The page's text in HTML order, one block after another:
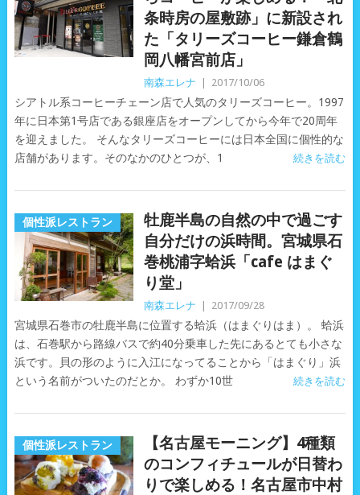
条時房の屋敷跡」に新設され
た「タリーズコーヒー鎌倉鶴
岡八幡宮前店」
南森エレナ 2017/10/06
シアトル系コーヒーチェーン店で人気のタリーズコーヒー。1997
年に日本第1号店である銀座店をオープンしてから今年で20周年
を迎えました。 そんなタリーズコーヒーには日本全国に個性的な
店舗があります。そのなかのひとつが、1
続きを読む
個性派レストラン
牡鹿半島の自然の中で過ごす
自分だけの浜時間。宮城県石
巻桃浦字蛤浜「cafe はまぐ
り堂」
南森エレナ 2017/09/28
宮城県石巻市の牡鹿半島に位置する蛤浜（はまぐりはま）。 蛤浜
は、石巻駅から路線バスで約40分乗車した先にあるとても小さな
浜です。貝の形のように入江になってることから「はまぐり」浜
という名前がついたのだとか。 わずか10世
続きを読む
個性派レストラン
【名古屋モーニング】4種類
のコンフィチュールが日替わ
りで楽しめる！名古屋市中村